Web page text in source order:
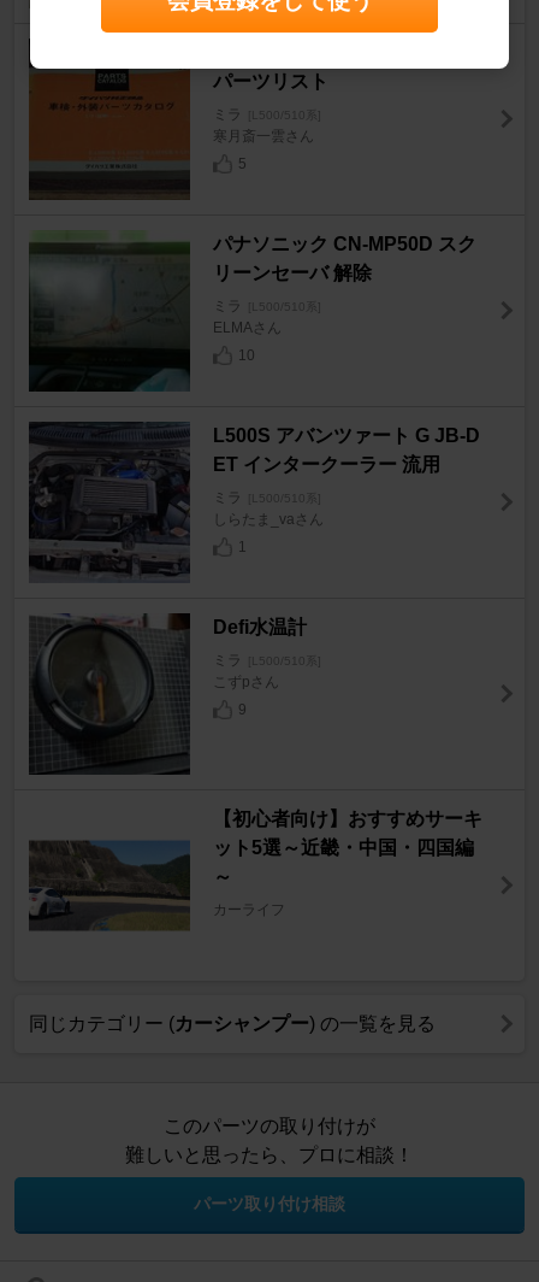
パーツリスト
ミラ [L500/510系]
寒月斎一雲さん
5
パナソニック CN-MP50D スク
リーンセーバ 解除
ミラ [L500/510系]
ELMAさん
10
L500S アバンツァート G JB-D
ET インタークーラー 流用
ミラ [L500/510系]
しらたま_vaさん
1
Defi水温計
ミラ [L500/510系]
こずpさん
9
【初心者向け】おすすめサーキ
ット5選～近畿・中国・四国編
～
カーライフ
同じカテゴリー (カーシャンプー) の一覧を見る
このパーツの取り付けが
難しいと思ったら、プロに相談！
パーツ取り付け相談